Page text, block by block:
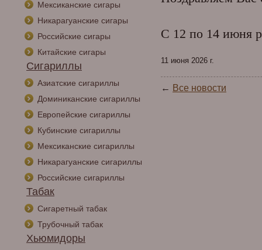
Мексиканские сигары
Никарагуанские сигары
Российские сигары
Китайские сигары
Сигариллы
Азиатские сигариллы
Доминиканские сигариллы
Европейские сигариллы
Кубинские сигариллы
Мексиканские сигариллы
Никарагуанские сигариллы
Российские сигариллы
Табак
Сигаретный табак
Трубочный табак
Хьюмидоры
С 12 по 14 июня
11 июня 2026 г.
← Все новости